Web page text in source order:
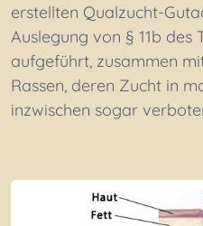
erstellten Qualzucht-
Auslegung von § 11b des
aufgeführt, zusammen
Rassen, deren Zucht in
inzwischen sogar